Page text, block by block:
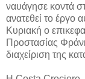
ναυάγησε κοντά
ανατεθεί το έργο
Κυριακή ο
Προστασίας
διαχείριση της